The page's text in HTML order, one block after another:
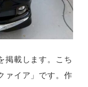
掲載します。こち
ァイア」です。作